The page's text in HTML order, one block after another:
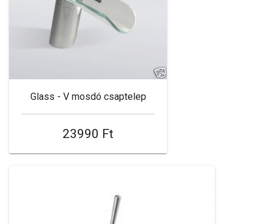
Glass - V mosdó csaptelep
23990 Ft